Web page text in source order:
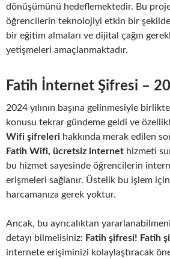
dönüşümünü hedeflemektedir. Bu
öğrencilerin teknolojiyi etkin bir
bir eğitim almaları ve dijital çağın
yetişmeleri amaçlanmaktadır.
Fatih İnternet Şifresi –
2024 yılının başına gelinmesiyle
konusu tekrar gündeme geldi ve
Wifi şifreleri hakkında merak edilen
Fatih Wifi, ücretsiz internet hizmeti
bu hizmet sayesinde öğrencilerin
erişmeleri sağlanır. Üstelik bu işlem
harcamanıza gerek yoktur.
Ancak, bu ayrıcalıktan
detayı bilmelisiniz: Fatih şifresi! Fatih
internete erişiminizi kolaylaştıracak